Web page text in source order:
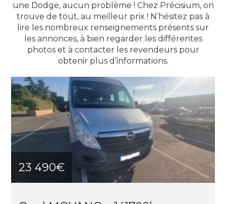
une Dodge, aucun problème ! Chez Précisium, on
trouve de tout, au meilleur prix ! N’hésitez pas à
lire les nombreux renseignements présents sur
les annonces, à bien regarder les différentes
photos et à contacter les revendeurs pour
obtenir plus d’informations.
23 490€